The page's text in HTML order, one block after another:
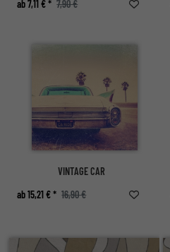
ab 7,11 € * 7,90 €
VINTAGE CAR
ab 15,21 € * 16,90 €